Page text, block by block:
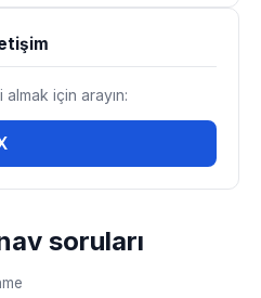
soruları
için arayın: